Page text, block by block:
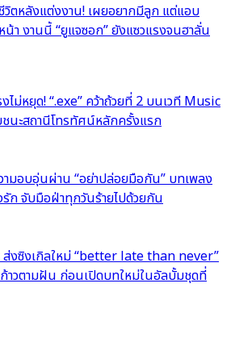
วิตหลังแต่งงาน! เผยอยากมีลูก แต่แอบ
า งานนี้ “ยูแจซอก” ยังแซวแรงจนฮาลั่น
ม่หยุด! “.exe” คว้าถ้วยที่ 2 บนเวที Music
นะสถานีโทรทัศน์หลักครั้งแรก
มอบอุ่นผ่าน “อย่าปล่อยมือกัน” บทเพลง
จับมือฝ่าทุกวันร้ายไปด้วยกัน
งซิงเกิลใหม่ “better late than never”
าวตามฝัน ก่อนเปิดบทใหม่ในอัลบั้มชุดที่